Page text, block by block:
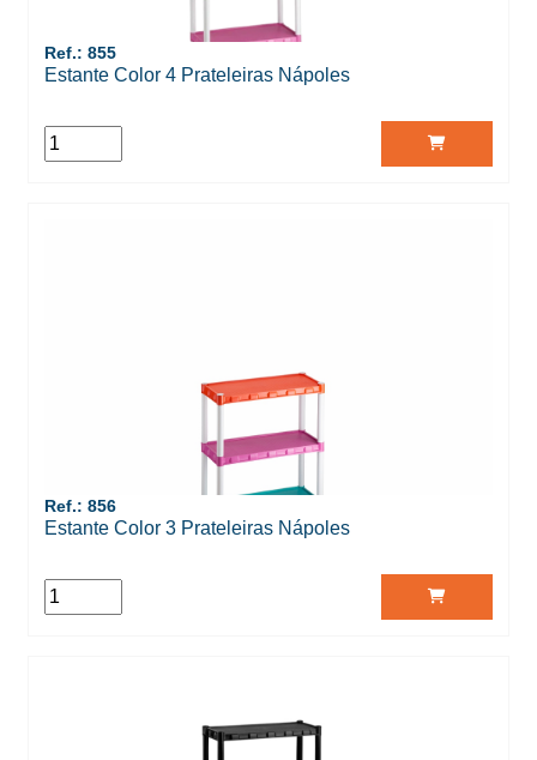
Ref.: 855
Estante Color 4 Prateleiras Nápoles
Ref.: 856
Estante Color 3 Prateleiras Nápoles